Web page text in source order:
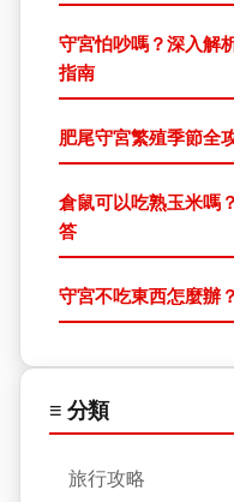
守宮怕吵嗎？深入解
指南
肥尾守宮繁殖季節全
倉鼠可以吃熟玉米嗎
答
守宮不吃東西怎麼辦
≡ 分類
旅行攻略